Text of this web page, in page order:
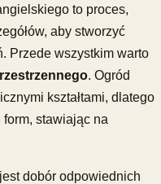
to proces,
aby stworzyć
Przede wszystkim warto
. Ogród
kształtami, dlatego
stawiając na
dobór odpowiednich